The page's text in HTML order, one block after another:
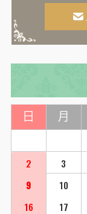
日 月
2
3
9
10
16
17